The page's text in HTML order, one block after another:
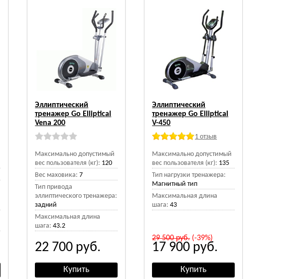
Эллиптический
тренажер Go Elliptical
Vena 200
Максимально допустимый
вес пользователя (кг): 120
Вес маховика: 7
Тип привода
эллиптического тренажера:
задний
Максимальная длина
шага: 43.2
22 700 руб.
Эллиптический
тренажер Go Elliptical
V-450
1 отзыв
Максимально допустимый
вес пользователя (кг): 135
Тип нагрузки тренажера:
Магнитный тип
Максимальная длина
шага: 43
29 500руб.(-39%)
17 900 руб.